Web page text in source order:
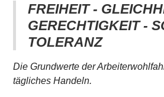
FREIHEIT -
GERECHTIGKEIT -
TOLERANZ
Die Grundwerte der
tägliches Handeln.